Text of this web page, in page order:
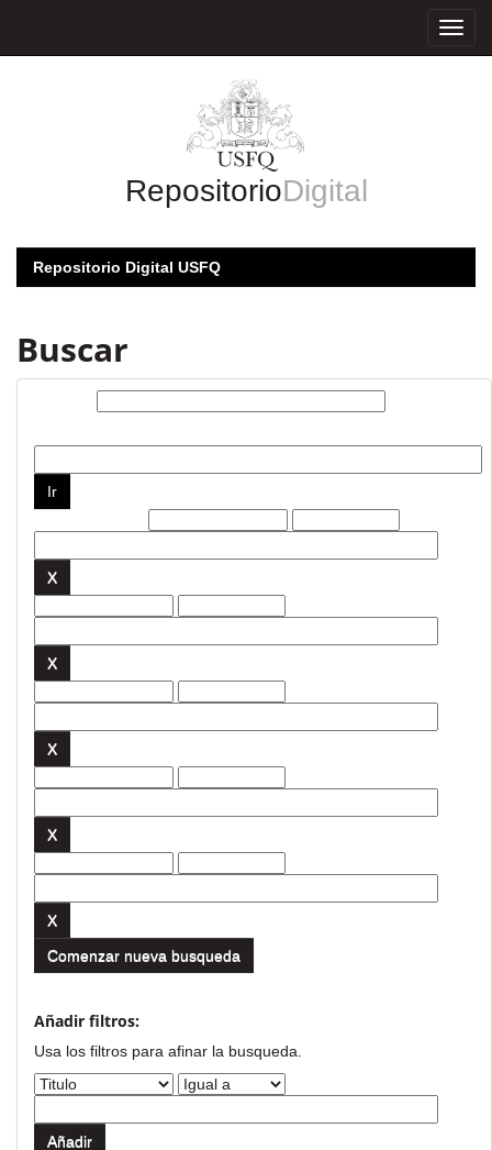
RepositorioDigital
Repositorio Digital USFQ
Buscar
Comenzar nueva busqueda
Añadir filtros:
Usa los filtros para afinar la busqueda.